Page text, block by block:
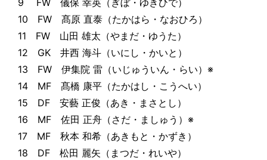
9 FW 儀保 幸英（ぎぼ・ゆきひで）
10 FW 髙原 直泰（たかはら・なおひろ）
11 FW 山田 雄太（やまだ・ゆうた）
12 GK 井西 海斗（いにし・かいと）
13 FW 伊集院 雷（いじゅういん・らい）※
14 MF 髙橋 康平（たかはし・こうへい）
15 DF 安藝 正俊（あき・まさとし）
16 MF 佐田 正舟（さだ・ましゅう）※
17 MF 秋本 和希（あきもと・かずき）
18 DF 松田 麗矢（まつだ・れいや）